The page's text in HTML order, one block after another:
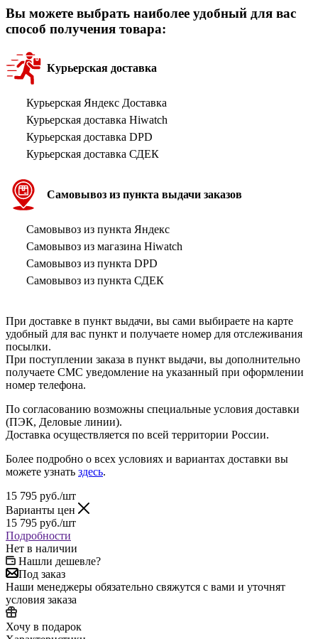
Вы можете выбрать наиболее удобный для вас
способ получения товара:
Курьерская доставка
Курьерская Яндекс Доставка
Курьерская доставка Hiwatch
Курьерская доставка DPD
Курьерская доставка СДЕК
Самовывоз из пункта выдачи заказов
Самовывоз из пункта Яндекс
Самовывоз из магазина Hiwatch
Самовывоз из пункта DPD
Самовывоз из пункта СДЕК
При доставке в пункт выдачи, вы сами выбираете на карте
удобный для вас пункт и получаете номер для отслеживания
посылки.
При поступлении заказа в пункт выдачи, вы дополнительно
получаете СМС уведомление на указанный при оформлении
номер телефона.
По согласованию возможны специальные условия доставки
(ПЭК, Деловые линии).
Доставка осуществляется по всей территории России.
Более подробно о всех условиях и вариантах доставки вы
можете узнать здесь.
15 795 руб./шт
Варианты цен
15 795 руб./шт
Подробности
Нет в наличии
Нашли дешевле?
Под заказ
Наши менеджеры обязательно свяжутся с вами и уточнят
условия заказа
Хочу в подарок